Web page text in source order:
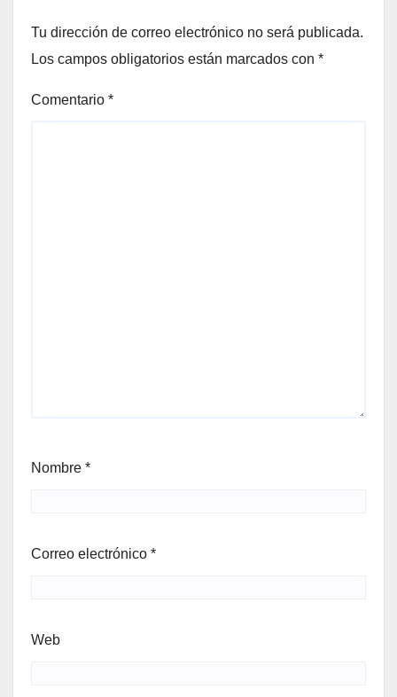
Tu dirección de correo electrónico no será publicada.
Los campos obligatorios están marcados con *
Comentario *
Nombre *
Correo electrónico *
Web